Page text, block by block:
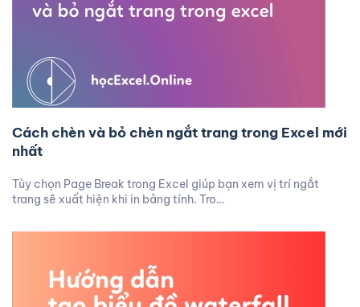
Cách chèn và bỏ chèn ngắt trang trong Excel mới
nhất
Tùy chọn Page Break trong Excel giúp bạn xem vị trí ngắt
trang sẽ xuất hiện khi in bảng tính. Tro…